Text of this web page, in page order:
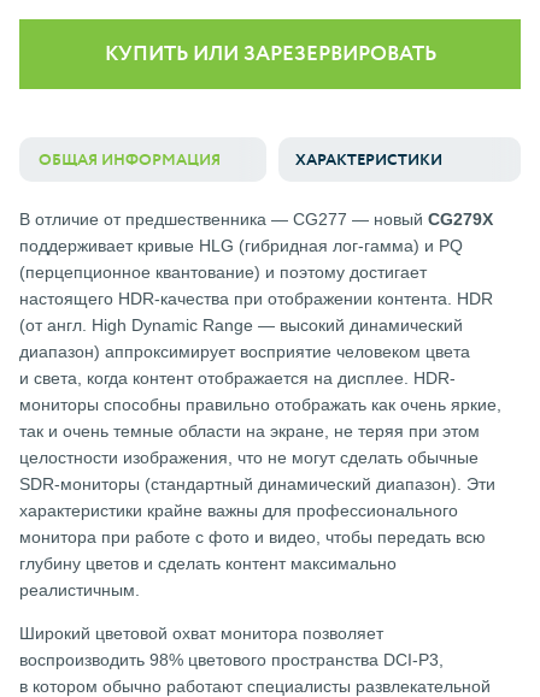
КУПИТЬ ИЛИ ЗАРЕЗЕРВИРОВАТЬ
ОБЩАЯ ИНФОРМАЦИЯ ХАРАКТЕРИСТИКИ
В отличие от предшественника — CG277 — новый CG279X
поддерживает кривые HLG (гибридная лог-гамма) и PQ
(перцепционное квантование) и поэтому достигает
настоящего HDR-качества при отображении контента. HDR
(от англ. High Dynamic Range — высокий динамический
диапазон) аппроксимирует восприятие человеком цвета
и света, когда контент отображается на дисплее. HDR-
мониторы способны правильно отображать как очень яркие,
так и очень темные области на экране, не теряя при этом
целостности изображения, что не могут сделать обычные
SDR-мониторы (стандартный динамический диапазон). Эти
характеристики крайне важны для профессионального
монитора при работе с фото и видео, чтобы передать всю
глубину цветов и сделать контент максимально
реалистичным.
Широкий цветовой охват монитора позволяет
воспроизводить 98% цветового пространства DCI-P3,
в котором обычно работают специалисты развлекательной